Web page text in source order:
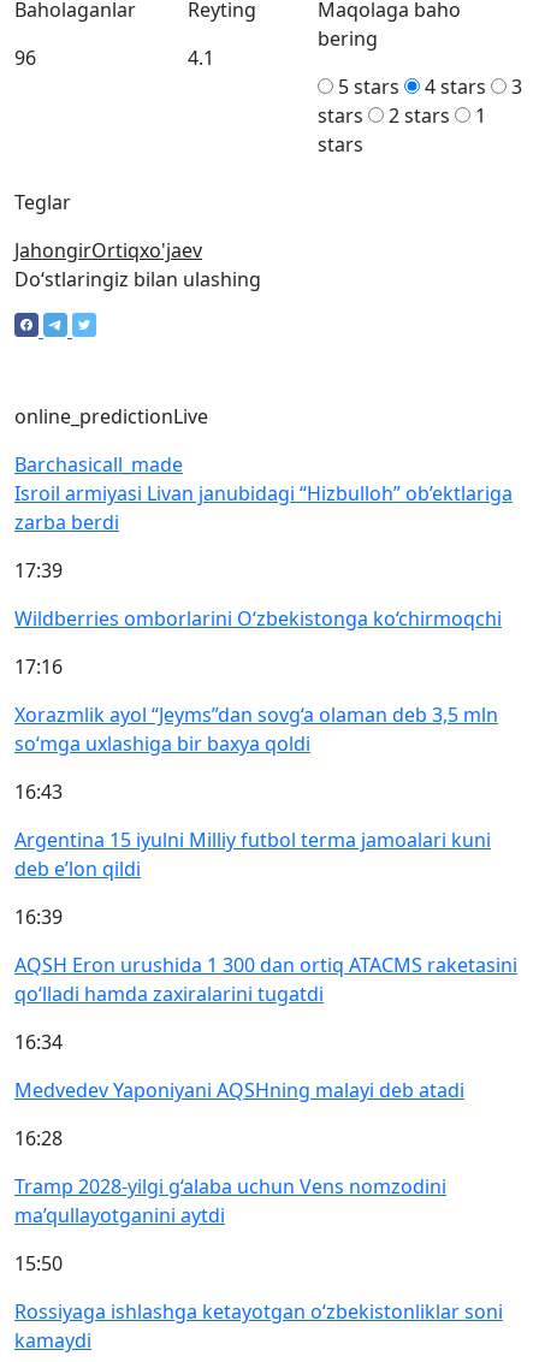
Teglar
JahongirOrtiqxo'jaev
Baholaganlar
96
Reyting
4.1
Maqolaga baho
bering
5 stars
4 stars
3
stars
2 stars
1
stars
Doʻstlaringiz bilan ulashing
online_predictionLive
Barchasicall_made
Isroil armiyasi Livan janubidagi “Hizbulloh” ob’ektlariga
zarba berdi
17:39
Wildberries omborlarini O‘zbekistonga ko‘chirmoqchi
17:16
Xorazmlik ayol “Jeyms”dan sovg‘a olaman deb 3,5 mln
so‘mga uxlashiga bir baxya qoldi
16:43
Argentina 15 iyulni Milliy futbol terma jamoalari kuni
deb e’lon qildi
16:39
AQSH Eron urushida 1 300 dan ortiq ATACMS raketasini
qo‘lladi hamda zaxiralarini tugatdi
16:34
Medvedev Yaponiyani AQSHning malayi deb atadi
16:28
Tramp 2028-yilgi g‘alaba uchun Vens nomzodini
ma’qullayotganini aytdi
15:50
Rossiyaga ishlashga ketayotgan o‘zbekistonliklar soni
kamaydi